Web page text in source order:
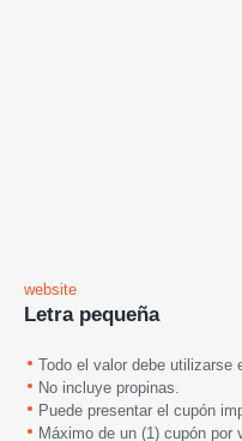
website
Letra pequeña
Todo el valor debe utilizarse
No incluye propinas.
Puede presentar el cupón
Máximo de un (1) cupón por